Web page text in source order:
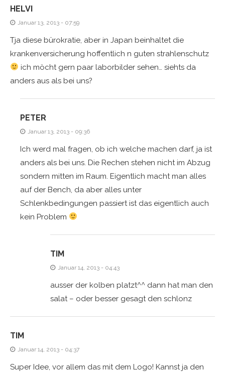
HELVI
Januar 13, 2013 - 07:59
Tja diese bürokratie, aber in Japan beinhaltet die
krankenversicherung hoffentlich n guten strahlenschutz
ich möcht gern paar laborbilder sehen… siehts da
anders aus als bei uns?
PETER
Januar 13, 2013 - 09:36
Ich werd mal fragen, ob ich welche machen darf, ja ist
anders als bei uns. Die Rechen stehen nicht im Abzug
sondern mitten im Raum. Eigentlich macht man alles
auf der Bench, da aber alles unter
Schlenkbedingungen passiert ist das eigentlich auch
kein Problem
TIM
Januar 14, 2013 - 04:43
ausser der kolben platzt^^ dann hat man den
salat – oder besser gesagt den schlonz
TIM
Januar 14, 2013 - 04:37
Super Idee, vor allem das mit dem Logo! Kannst ja den